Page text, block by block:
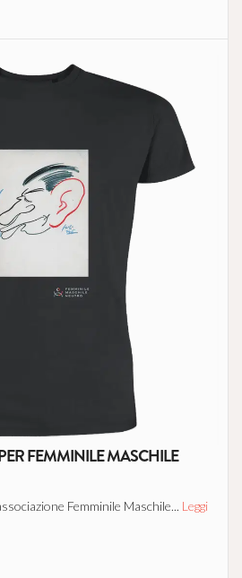
FEMMINILE MASCHILE
Femminile Maschile... Leggi